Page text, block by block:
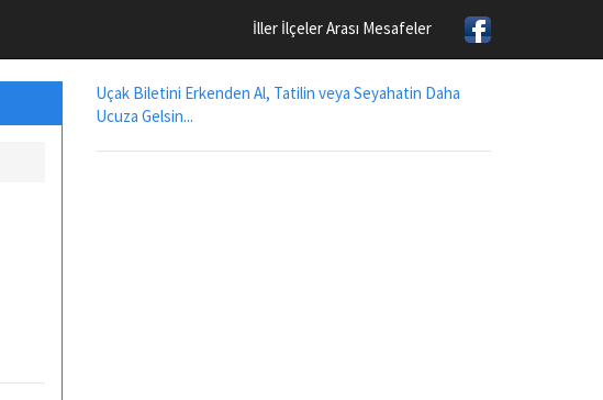
İller İlçeler Arası Mesafeler
Uçak Biletini Erkenden Al, Tatilin veya Seyahatin Daha
Ucuza Gelsin...